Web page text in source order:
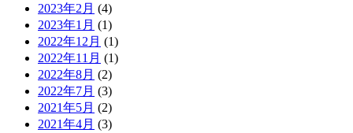
2023年2月 (4)
2023年1月 (1)
2022年12月 (1)
2022年11月 (1)
2022年8月 (2)
2022年7月 (3)
2021年5月 (2)
2021年4月 (3)